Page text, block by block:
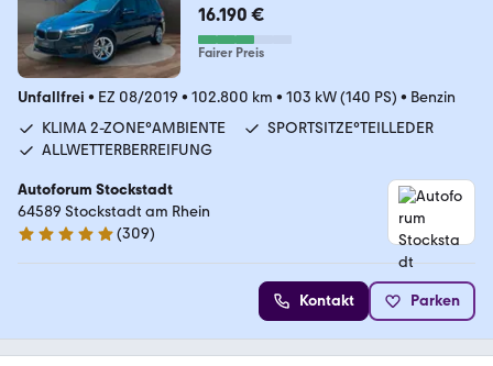
16.190 €
Fairer Preis
Unfallfrei • EZ 08/2019 • 102.800 km • 103 kW (140 PS) • Benzin
KLIMA 2-ZONE°AMBIENTE
SPORTSITZE°TEILLEDER
ALLWETTERBERREIFUNG
Autoforum Stockstadt
64589 Stockstadt am Rhein
4.8 Sterne
(309)
Kontakt Parken